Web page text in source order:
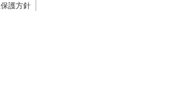
護方針